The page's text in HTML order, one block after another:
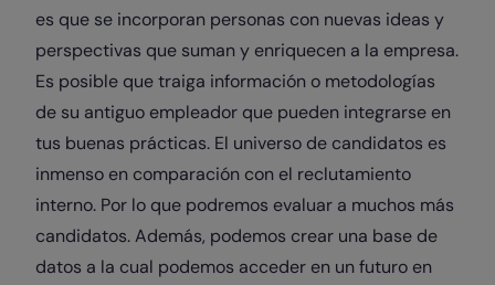
es que se incorporan personas con nuevas ideas y
perspectivas que suman y enriquecen a la empresa.
Es posible que traiga información o metodologías
de su antiguo empleador que pueden integrarse en
tus buenas prácticas. El universo de candidatos es
inmenso en comparación con el reclutamiento
interno. Por lo que podremos evaluar a muchos más
candidatos. Además, podemos crear una base de
datos a la cual podemos acceder en un futuro en